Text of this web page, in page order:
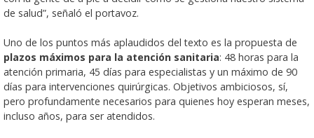
de salud”, señaló el portavoz.
Uno de los puntos más aplaudidos del texto es la propuesta de
plazos máximos para la atención sanitaria: 48 horas para la
atención primaria, 45 días para especialistas y un máximo de 90
días para intervenciones quirúrgicas. Objetivos ambiciosos, sí,
pero profundamente necesarios para quienes hoy esperan meses,
incluso años, para ser atendidos.